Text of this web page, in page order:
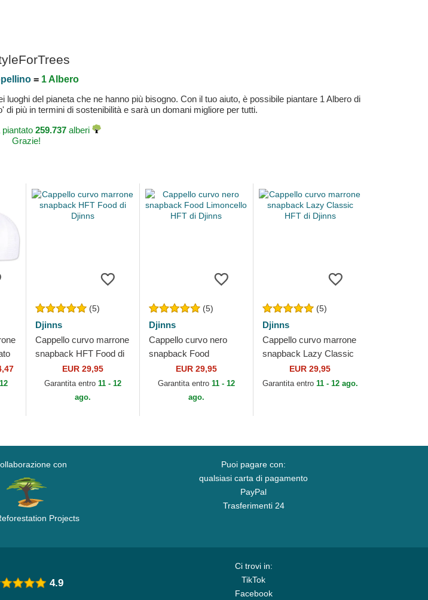
= 1 Albero
del pianeta che ne hanno più bisogno. Con il tuo aiuto, è possibile piantare 1 Albero di
più in termini di sostenibilità e sarà un domani migliore per tutti.
259.737 alberi
Grazie!
(5)
Djinns
Cappello curvo marrone
snapback HFT Food di
EUR 29,95
Garantita entro 11 - 12
ago.
(5)
Djinns
Cappello curvo nero
snapback Food
Limoncello HFT di
Djinns
EUR 29,95
Garantita entro 11 - 12
ago.
(5)
Djinns
Cappello curvo marrone
snapback Lazy Classic
HFT di Djinns
EUR 29,95
Garantita entro 11 - 12 ago.
con
Projects
Puoi pagare con:
qualsiasi carta di pagamento
PayPal
Trasferimenti 24
Ci trovi in:
TikTok
Facebook
4.9